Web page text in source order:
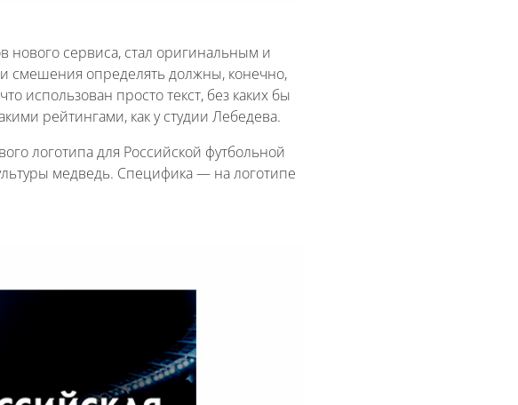
нового сервиса, стал оригинальным и
смешения определять должны, конечно,
использован просто текст, без каких бы
рейтингами, как у студии Лебедева.
логотипа для Российской футбольной
медведь. Специфика — на логотипе